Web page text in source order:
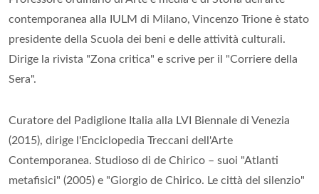
contemporanea alla IULM di Milano, Vincenzo Trione è stato
presidente della Scuola dei beni e delle attività culturali.
Dirige la rivista "Zona critica" e scrive per il "Corriere della
Sera".
Curatore del Padiglione Italia alla LVI Biennale di Venezia
(2015), dirige l'Enciclopedia Treccani dell'Arte
Contemporanea. Studioso di de Chirico – suoi "Atlanti
metafisici" (2005) e "Giorgio de Chirico. Le città del silenzio"